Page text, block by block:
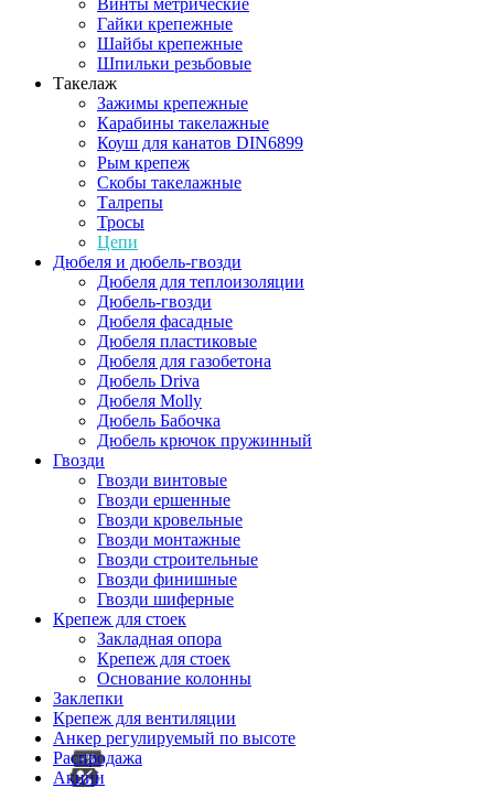
Винты метрические
Гайки крепежные
Шайбы крепежные
Шпильки резьбовые
Такелаж
Зажимы крепежные
Карабины такелажные
Коуш для канатов DIN6899
Рым крепеж
Скобы такелажные
Талрепы
Тросы
Цепи
Дюбеля и дюбель-гвозди
Дюбеля для теплоизоляции
Дюбель-гвозди
Дюбеля фасадные
Дюбеля пластиковые
Дюбеля для газобетона
Дюбель Driva
Дюбеля Molly
Дюбель Бабочка
Дюбель крючок пружинный
Гвозди
Гвозди винтовые
Гвозди ершенные
Гвозди кровельные
Гвозди монтажные
Гвозди строительные
Гвозди финишные
Гвозди шиферные
Крепеж для стоек
Закладная опора
Крепеж для стоек
Основание колонны
Заклепки
Крепеж для вентиляции
Анкер регулируемый по высоте
Распродажа
Акции